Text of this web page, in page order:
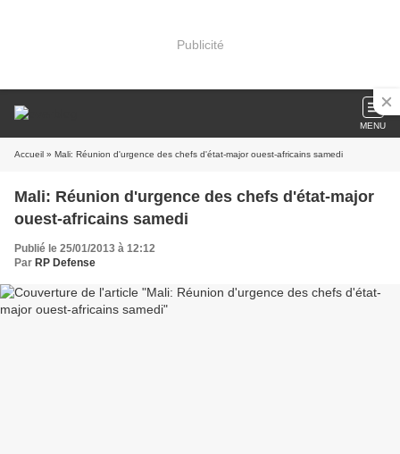
Publicité
MENU
Accueil » Mali: Réunion d'urgence des chefs d'état-major ouest-africains samedi
Mali: Réunion d'urgence des chefs d'état-major
ouest-africains samedi
Publié le 25/01/2013 à 12:12
Par RP Defense